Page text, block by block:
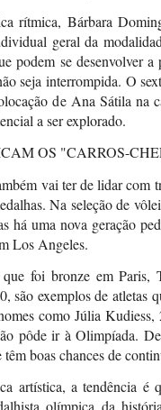
rítmica, Bárbara
geral da
podem se desenvolver
seja interrompida. O
de Ana Sátila na
a ser explorado.
OS "CARROS-
vai ter de lidar com
Na seleção de
há uma nova geração
Los Angeles.
foi bronze em Paris,
são exemplos de atletas
como Júlia
pôde ir à Olimpíada.
têm boas chances de
artística, a tendência é
olímpica da